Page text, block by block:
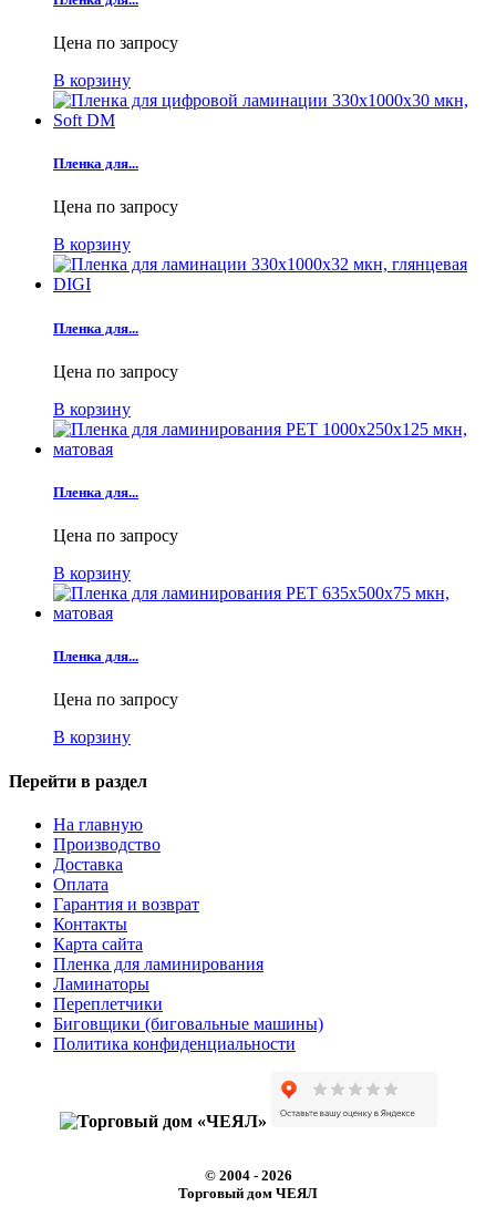
Цена по запросу
В корзину
Пленка для...
Цена по запросу
В корзину
Пленка для...
Цена по запросу
В корзину
Пленка для...
Цена по запросу
В корзину
Пленка для...
Цена по запросу
В корзину
Перейти в раздел
На главную
Производство
Доставка
Оплата
Гарантия и возврат
Контакты
Карта сайта
Пленка для ламинирования
Ламинаторы
Переплетчики
Биговщики (биговальные машины)
Политика конфиденциальности
© 2004 - 2026
Торговый дом ЧЕЯЛ